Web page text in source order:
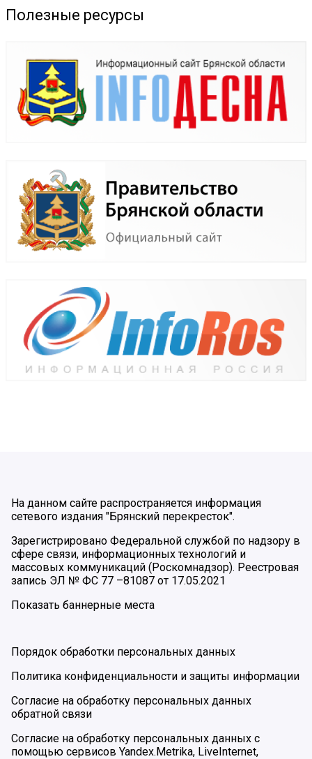
Полезные ресурсы
На данном сайте распространяется информация
сетевого издания "Брянский перекресток".
Зарегистрировано Федеральной службой по надзору в
сфере связи, информационных технологий и
массовых коммуникаций (Роскомнадзор). Реестровая
запись ЭЛ № ФС 77 –81087 от 17.05.2021
Показать баннерные места
Порядок обработки персональных данных
Политика конфиденциальности и защиты информации
Согласие на обработку персональных данных
обратной связи
Согласие на обработку персональных данных с
помощью сервисов Yandex.Metrika, LiveInternet,